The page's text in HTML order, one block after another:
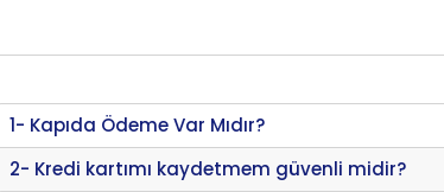
1- Kapıda Ödeme Var Mıdır?
2- Kredi kartımı kaydetmem güvenli midir?